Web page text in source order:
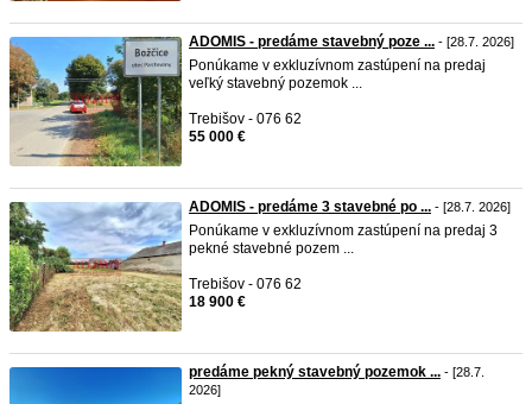
ADOMIS - predáme stavebný poze ... - [28.7. 2026]
Ponúkame v exkluzívnom zastúpení na predaj
veľký stavebný pozemok ...
Trebišov - 076 62
55 000 €
ADOMIS - predáme 3 stavebné po ... - [28.7. 2026]
Ponúkame v exkluzívnom zastúpení na predaj 3
pekné stavebné pozem ...
Trebišov - 076 62
18 900 €
predáme pekný stavebný pozemok ... - [28.7.
2026]